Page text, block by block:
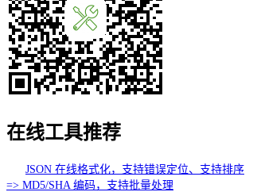
在线工具推荐
JSON 在线格式化，支持错误定位、支持排序
=> MD5/SHA 编码，支持批量处理